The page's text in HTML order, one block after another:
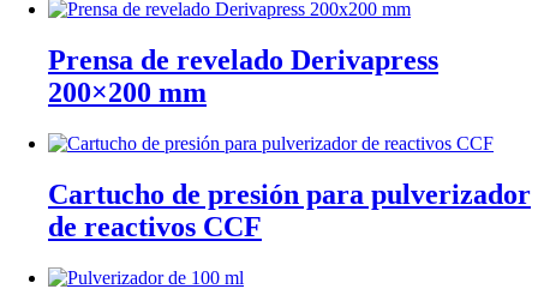
Prensa de revelado Derivapress
200×200 mm
Cartucho de presión para pulverizador
de reactivos CCF